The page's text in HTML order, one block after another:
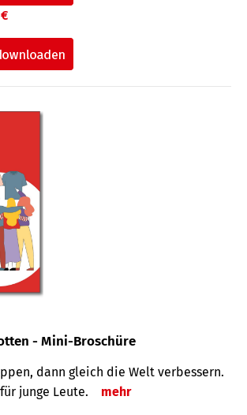
- Mini-Broschüre
dann gleich die Welt verbessern.
junge Leute.
mehr